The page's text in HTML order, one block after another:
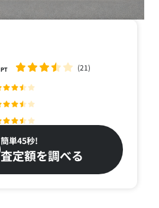
PT (21)
簡単45秒!
査定額を調べる